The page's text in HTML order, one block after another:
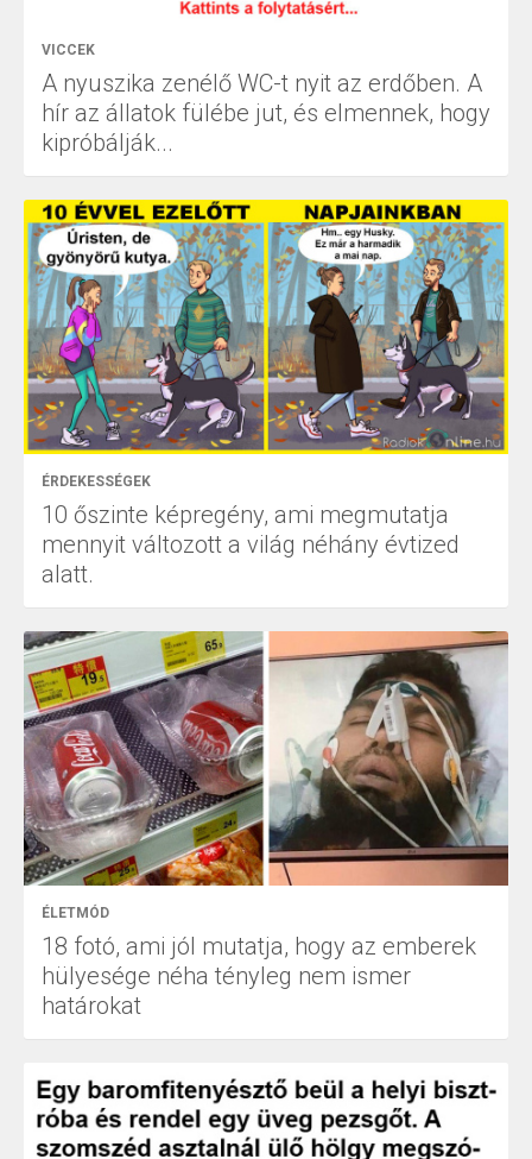
VICCEK
A nyuszika zenélő WC-t nyit az erdőben. A
hír az állatok fülébe jut, és elmennek, hogy
kipróbálják...
ÉRDEKESSÉGEK
10 őszinte képregény, ami megmutatja
mennyit változott a világ néhány évtized
alatt.
ÉLETMÓD
18 fotó, ami jól mutatja, hogy az emberek
hülyesége néha tényleg nem ismer
határokat